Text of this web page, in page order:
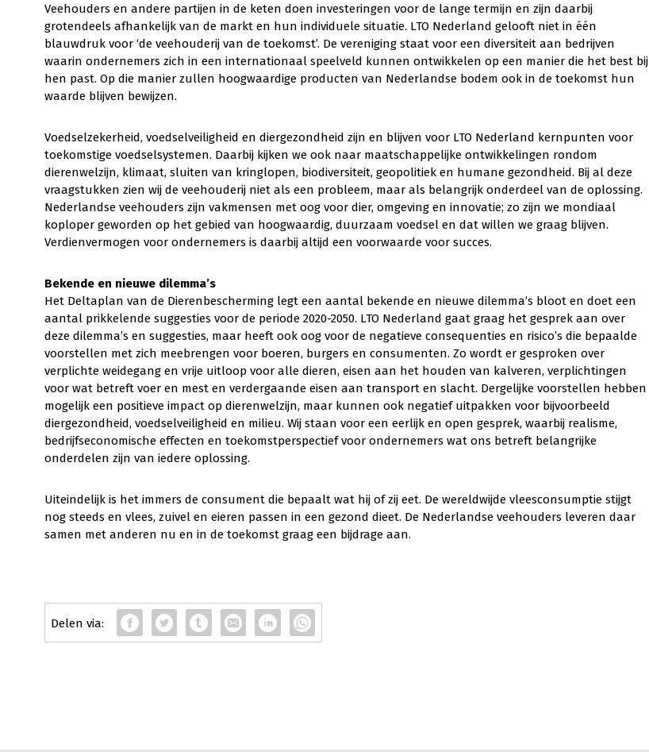
Veehouders en andere partijen in de keten doen investeringen voor de lange termijn en zijn daarbij
grotendeels afhankelijk van de markt en hun individuele situatie. LTO Nederland gelooft niet in één
blauwdruk voor ‘de veehouderij van de toekomst’. De vereniging staat voor een diversiteit aan bedrijven
waarin ondernemers zich in een internationaal speelveld kunnen ontwikkelen op een manier die het best bij
hen past. Op die manier zullen hoogwaardige producten van Nederlandse bodem ook in de toekomst hun
waarde blijven bewijzen.
Voedselzekerheid, voedselveiligheid en diergezondheid zijn en blijven voor LTO Nederland kernpunten voor
toekomstige voedselsystemen. Daarbij kijken we ook naar maatschappelijke ontwikkelingen rondom
dierenwelzijn, klimaat, sluiten van kringlopen, biodiversiteit, geopolitiek en humane gezondheid. Bij al deze
vraagstukken zien wij de veehouderij niet als een probleem, maar als belangrijk onderdeel van de oplossing.
Nederlandse veehouders zijn vakmensen met oog voor dier, omgeving en innovatie; zo zijn we mondiaal
koploper geworden op het gebied van hoogwaardig, duurzaam voedsel en dat willen we graag blijven.
Verdienvermogen voor ondernemers is daarbij altijd een voorwaarde voor succes.
Bekende en nieuwe dilemma’s
Het Deltaplan van de Dierenbescherming legt een aantal bekende en nieuwe dilemma’s bloot en doet een
aantal prikkelende suggesties voor de periode 2020-2050. LTO Nederland gaat graag het gesprek aan over
deze dilemma’s en suggesties, maar heeft ook oog voor de negatieve consequenties en risico’s die bepaalde
voorstellen met zich meebrengen voor boeren, burgers en consumenten. Zo wordt er gesproken over
verplichte weidegang en vrije uitloop voor alle dieren, eisen aan het houden van kalveren, verplichtingen
voor wat betreft voer en mest en verdergaande eisen aan transport en slacht. Dergelijke voorstellen hebben
mogelijk een positieve impact op dierenwelzijn, maar kunnen ook negatief uitpakken voor bijvoorbeeld
diergezondheid, voedselveiligheid en milieu. Wij staan voor een eerlijk en open gesprek, waarbij realisme,
bedrijfseconomische effecten en toekomstperspectief voor ondernemers wat ons betreft belangrijke
onderdelen zijn van iedere oplossing.
Uiteindelijk is het immers de consument die bepaalt wat hij of zij eet. De wereldwijde vleesconsumptie stijgt
nog steeds en vlees, zuivel en eieren passen in een gezond dieet. De Nederlandse veehouders leveren daar
samen met anderen nu en in de toekomst graag een bijdrage aan.